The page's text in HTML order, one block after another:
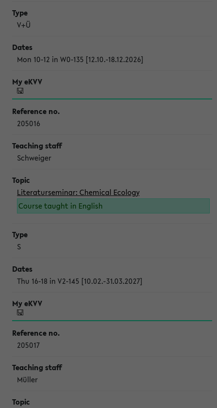
V+Ü
Mon 10-12 in W0-135 [12.10.-18.12.2026]
205016
Schweiger
Literaturseminar: Chemical Ecology
Course taught in English
S
Thu 16-18 in V2-145 [10.02.-31.03.2027]
205017
Müller